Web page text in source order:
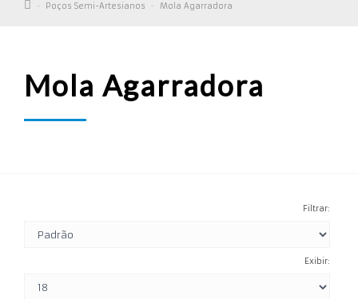
Poços Semi-Artesianos Mola Agarradora
Mola Agarradora
Filtrar:
Exibir: